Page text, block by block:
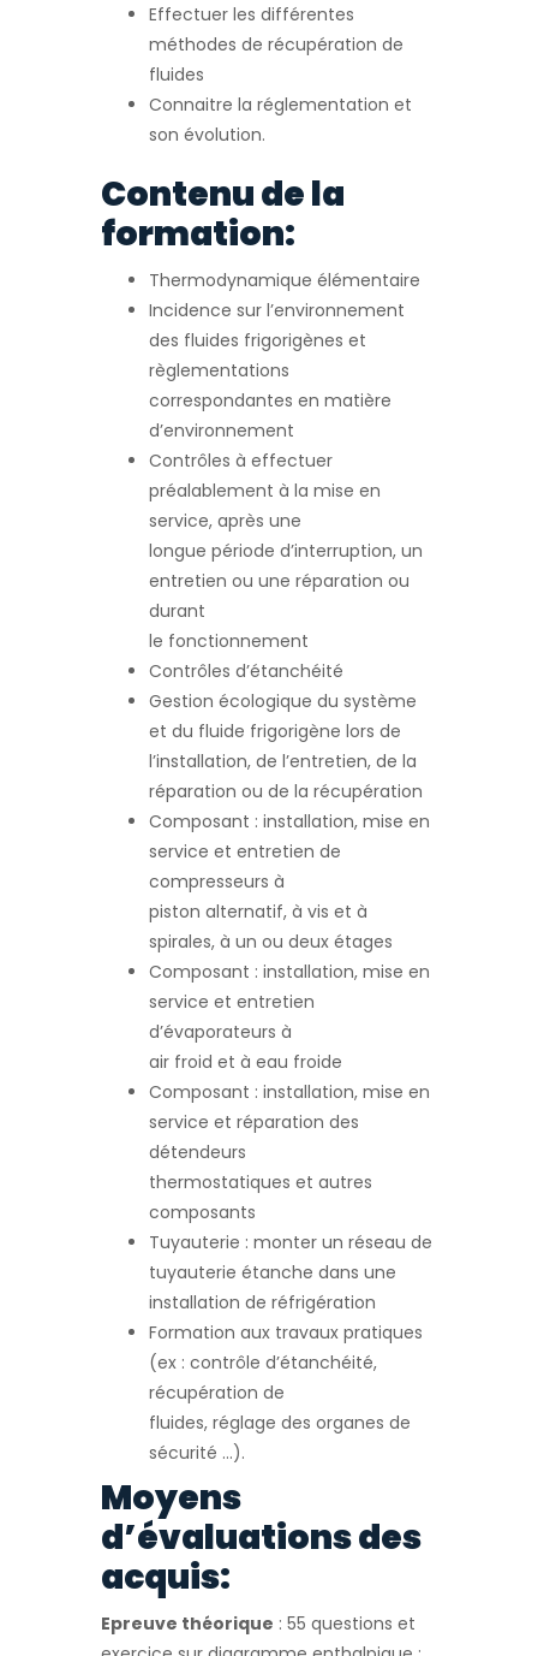
Effectuer les différentes
méthodes de récupération de
fluides
Connaitre la réglementation et
son évolution.
Contenu de la
formation:
Thermodynamique élémentaire
Incidence sur l’environnement
des fluides frigorigènes et
règlementations
correspondantes en matière
d’environnement
Contrôles à effectuer
préalablement à la mise en
service, après une
longue période d’interruption, un
entretien ou une réparation ou
durant
le fonctionnement
Contrôles d’étanchéité
Gestion écologique du système
et du fluide frigorigène lors de
l’installation, de l’entretien, de la
réparation ou de la récupération
Composant : installation, mise en
service et entretien de
compresseurs à
piston alternatif, à vis et à
spirales, à un ou deux étages
Composant : installation, mise en
service et entretien
d’évaporateurs à
air froid et à eau froide
Composant : installation, mise en
service et réparation des
détendeurs
thermostatiques et autres
composants
Tuyauterie : monter un réseau de
tuyauterie étanche dans une
installation de réfrigération
Formation aux travaux pratiques
(ex : contrôle d’étanchéité,
récupération de
fluides, réglage des organes de
sécurité …).
Moyens
d’évaluations des
acquis:
Epreuve théorique : 55 questions et